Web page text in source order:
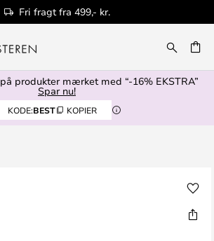
Fri fragt fra 499,- kr.
på produkter mærket med “-16% EKSTRA”
Spar nu!
KODE:BEST KOPIER